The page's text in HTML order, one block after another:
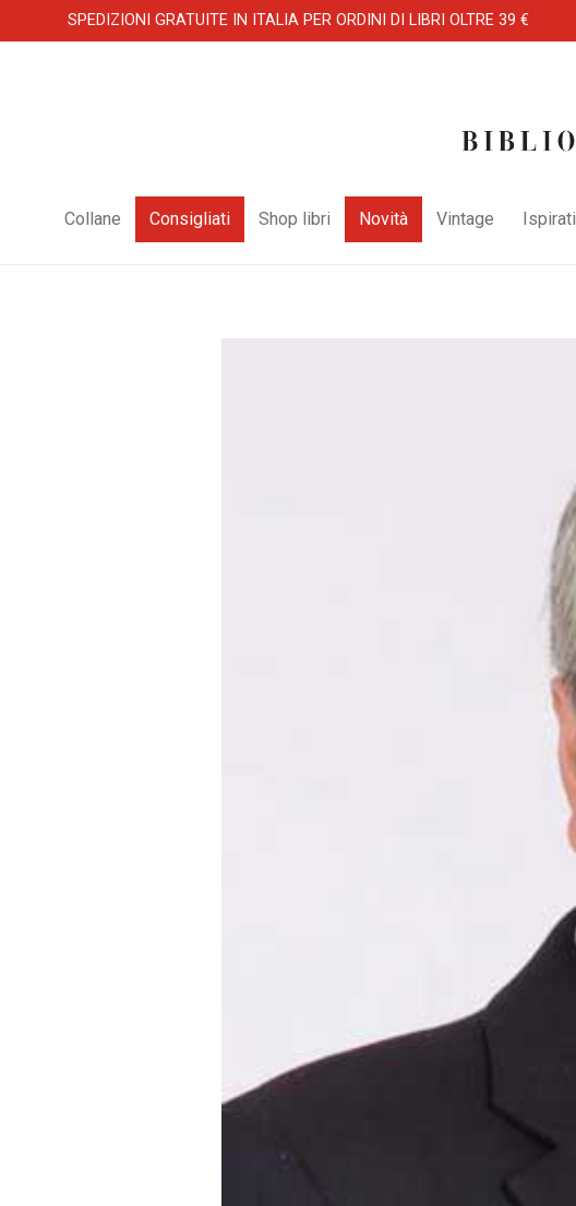
SPEDIZIONI GRATUITE IN ITALIA PER ORDINI DI LIBRI OLTRE 39 €
Collane Consigliati Shop libri Novità Vintage Ispirati